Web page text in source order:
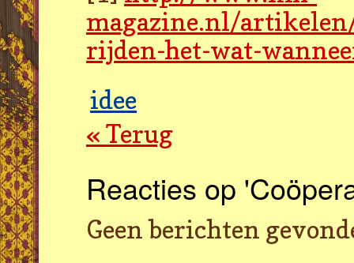
magazine.nl/
rijden-het-wat-
idee
« Terug
Reacties op
Geen berichten